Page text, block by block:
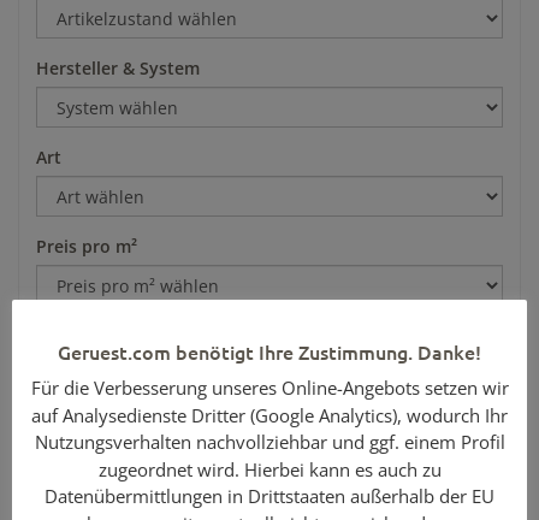
Hersteller & System
Art
Preis pro m²
Über Geruest.com
Geruest.com benötigt Ihre Zustimmung. Danke!
Für die Verbesserung unseres Online-Angebots setzen wir
auf Analysedienste Dritter (Google Analytics), wodurch Ihr
Nutzungsverhalten nachvollziehbar und ggf. einem Profil
zugeordnet wird. Hierbei kann es auch zu
Datenübermittlungen in Drittstaaten außerhalb der EU